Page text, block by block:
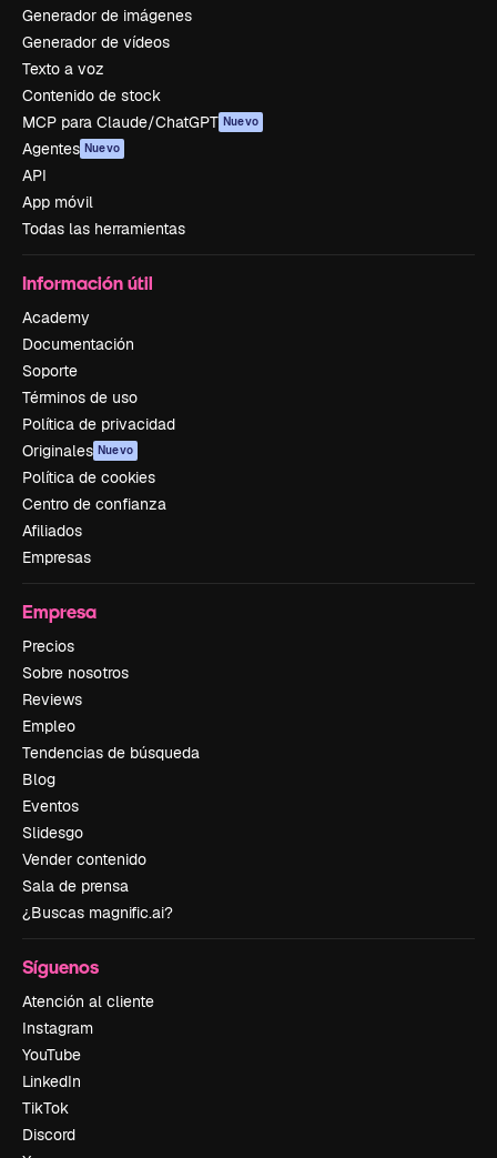
Generador de imágenes
Generador de vídeos
Texto a voz
Contenido de stock
MCP para Claude/ChatGPT Nuevo
Agentes Nuevo
API
App móvil
Todas las herramientas
Información útil
Academy
Documentación
Soporte
Términos de uso
Política de privacidad
Originales Nuevo
Política de cookies
Centro de confianza
Afiliados
Empresas
Empresa
Precios
Sobre nosotros
Reviews
Empleo
Tendencias de búsqueda
Blog
Eventos
Slidesgo
Vender contenido
Sala de prensa
¿Buscas magnific.ai?
Síguenos
Atención al cliente
Instagram
YouTube
LinkedIn
TikTok
Discord